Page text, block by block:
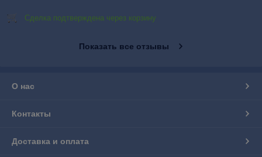
Сделка подтверждена через корзину
Показать все отзывы
О нас
Контакты
Доставка и оплата